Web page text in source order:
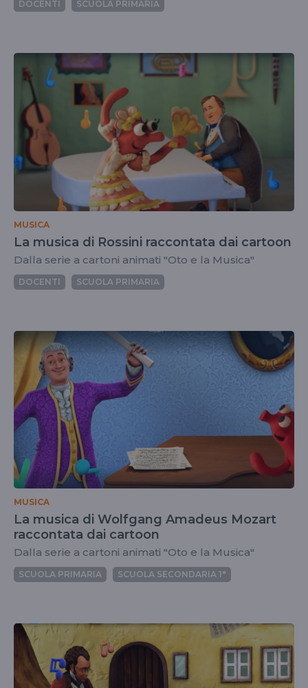
DOCENTI SCUOLA PRIMARIA
MUSICA
La musica di Rossini raccontata dai cartoon
Dalla serie a cartoni animati "Oto e la Musica"
DOCENTI SCUOLA PRIMARIA
MUSICA
La musica di Wolfgang Amadeus Mozart
raccontata dai cartoon
Dalla serie a cartoni animati "Oto e la Musica"
SCUOLA PRIMARIA SCUOLA SECONDARIA 1°